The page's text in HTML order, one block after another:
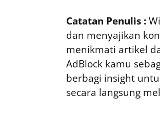
Catatan Penulis :
dan menyajikan
menikmati artikel
AdBlock kamu
berbagi insight
secara langsung